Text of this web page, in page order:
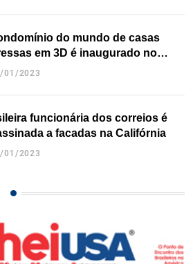
do mundo de casas
em 3D é inaugurado no
01/2023
funcionária dos correios é
a facadas na Califórnia
01/2023